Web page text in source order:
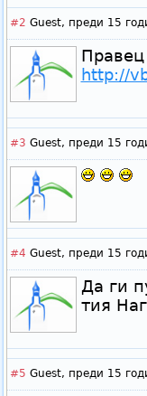
#2 Guest, преди 15
http://
#3 Guest, преди 15
#4 Guest, преди 15
Да ги
тия
#5 Guest, преди 15